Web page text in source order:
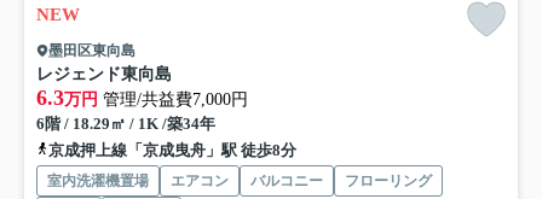
NEW
墨田区東向島
レジェンド東向島
6.3万円 管理/共益費7,000円
6階 / 18.29㎡ / 1K /築34年
京成押上線「京成曳舟」駅 徒歩8分
室内洗濯機置場 エアコン バルコニー
フローリング